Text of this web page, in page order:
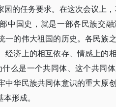
的任务要求。在这次会议上
中国史，就是一部各民族交
一的伟大祖国的历史。各民族
经济上的相互依存、情感上的
么是一个共同体、这个共同
中华民族共同体意识的重大原
形成。